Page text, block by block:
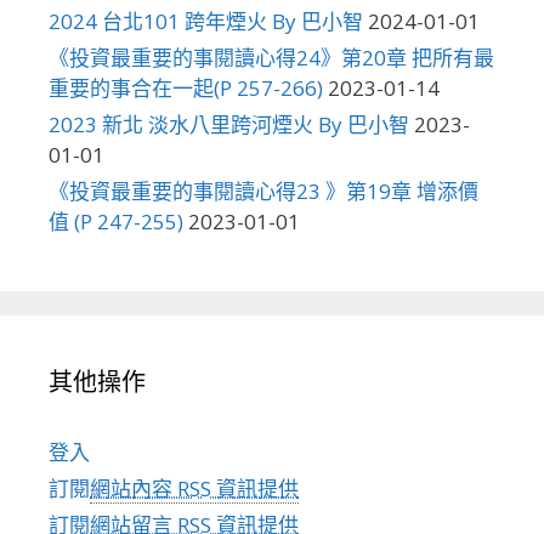
2024 台北101 跨年煙火 By 巴小智 2024-01-01
《投資最重要的事閱讀心得24》第20章 把所有最
重要的事合在一起(P 257-266) 2023-01-14
2023 新北 淡水八里跨河煙火 By 巴小智 2023-
01-01
《投資最重要的事閱讀心得23 》第19章 增添價
值 (P 247-255) 2023-01-01
其他操作
登入
訂閱網站內容 RSS 資訊提供
訂閱網站留言 RSS 資訊提供